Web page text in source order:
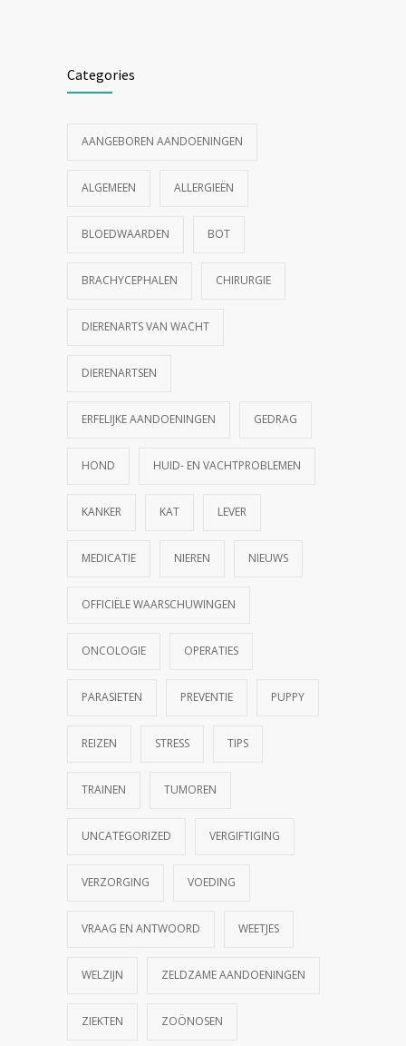
Categories
AANGEBOREN AANDOENINGEN
ALGEMEEN ALLERGIEËN
BLOEDWAARDEN BOT
BRACHYCEPHALEN CHIRURGIE
DIERENARTS VAN WACHT
DIERENARTSEN
ERFELIJKE AANDOENINGEN GEDRAG
HOND HUID- EN VACHTPROBLEMEN
KANKER KAT LEVER
MEDICATIE NIEREN NIEUWS
OFFICIËLE WAARSCHUWINGEN
ONCOLOGIE OPERATIES
PARASIETEN PREVENTIE PUPPY
REIZEN STRESS TIPS
TRAINEN TUMOREN
UNCATEGORIZED VERGIFTIGING
VERZORGING VOEDING
VRAAG EN ANTWOORD WEETJES
WELZIJN ZELDZAME AANDOENINGEN
ZIEKTEN ZOÖNOSEN